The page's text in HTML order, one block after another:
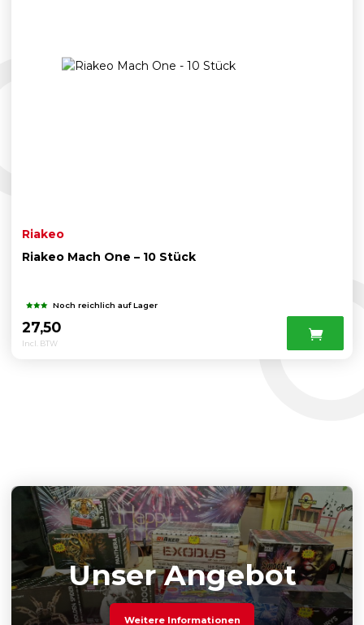
Riakeo
Riakeo Mach One – 10 Stück
Noch reichlich auf Lager
27,50
Incl. BTW
Unser Angebot
Weitere Informationen